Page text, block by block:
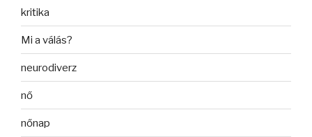
kritika
Mi a válás?
neurodiverz
nő
nőnap